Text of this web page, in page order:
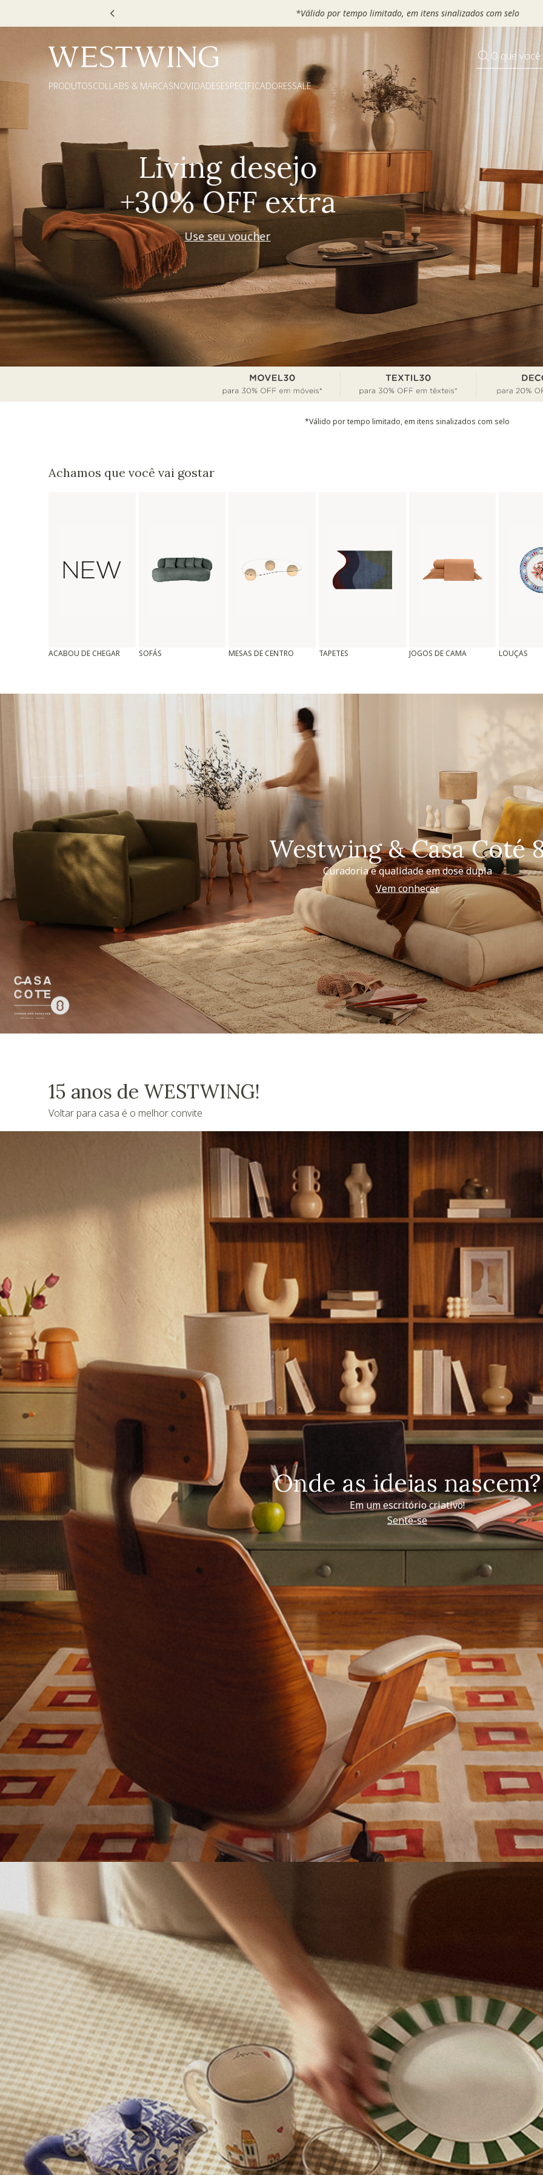
Escolha seu VOUCHER e ganhe até 30% OFF*: useMOVEL30, TEXTIL30 OU
O que
PRODUTOSCOLLABS & MARCASNOVIDADESESPECIFICADORESSALE
Pequenos rituais
Grandes mudanças
Decorar
*Válido por tempo limitado, em itens sinalizados com selo
Achamos que você vai gostar
ACABOU DE CHEGAR SOFÁS MESAS DE CENTRO TAPETES JOGOS DE CAMA LOUÇAS
Westwing & Casa Coté
Curadoria e qualidade em dose dupla
Vem conhecer
15 anos de WESTWING!
Voltar para casa é o melhor convite
Onde as ideias nascem?
Em um escritório criativo!
Sente-se